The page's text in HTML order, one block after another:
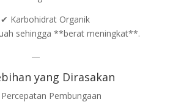
Karbohidrat Organik
sehingga **berat meningkat**.
—
yang Dirasakan
Pembungaan